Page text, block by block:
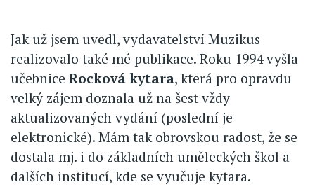
Jak už jsem uvedl, vydavatelství Muzikus
realizovalo také mé publikace. Roku 1994 vyšla
učebnice Rocková kytara, která pro opravdu
velký zájem doznala už na šest vždy
aktualizovaných vydání (poslední je
elektronické). Mám tak obrovskou radost, že se
dostala mj. i do základních uměleckých škol a
dalších institucí, kde se vyučuje kytara.